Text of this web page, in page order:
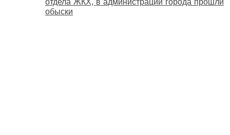
обыски